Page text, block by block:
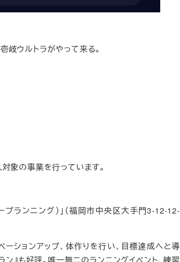
岐ウルトラがやって来る。
象の事業を行っています。
ランニング）」（福岡市中央区大手門3-12-12-
ーションアップ、体作りを行い、目標達成へと導